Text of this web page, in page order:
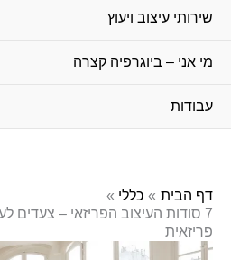
שירותי עיצוב ויעוץ
מי אני – ביוגרפיה קצרה
עבודות
דף הבית
כללי
7 סודות העיצוב הפריזאי –
פריזאית